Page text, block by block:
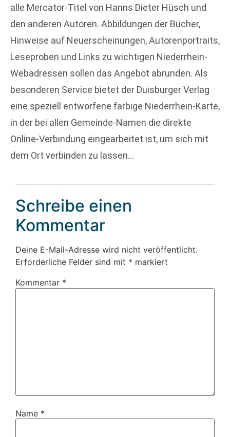
alle Mercator-Titel von Hanns Dieter Hüsch und
den anderen Autoren. Abbildungen der Bücher,
Hinweise auf Neuerscheinungen, Autorenportraits,
Leseproben und Links zu wichtigen Niederrhein-
Webadressen sollen das Angebot abrunden. Als
besonderen Service bietet der Duisburger Verlag
eine speziell entworfene farbige Niederrhein-Karte,
in der bei allen Gemeinde-Namen die direkte
Online-Verbindung eingearbeitet ist, um sich mit
dem Ort verbinden zu lassen…
Schreibe einen
Kommentar
Deine E-Mail-Adresse wird nicht veröffentlicht.
Erforderliche Felder sind mit * markiert
Kommentar *
Name *